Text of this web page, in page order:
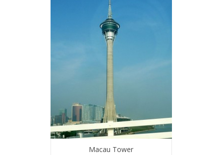
Macau Tower